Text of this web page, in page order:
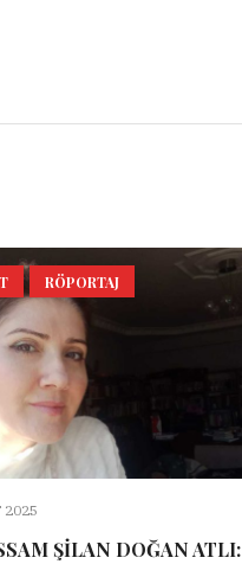
RÖPORTAJ
2025
ŞİLAN DOĞAN ATLI: